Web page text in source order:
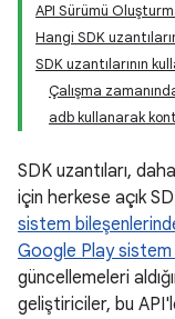
API Sürümü
Hangi SDK
SDK uzantılarının
Çalışma
adb kullanarak
SDK uzantıları,
için herkese açık
sistem
Google Play
güncellemeleri
geliştiriciler, bu